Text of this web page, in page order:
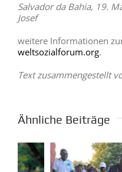
Salvador da Bahia, 19.
Josef
weitere Informationen
weltsozialforum.org.
Text zusammengestellt
Ähnliche Beiträge